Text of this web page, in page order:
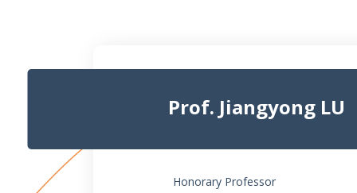
Prof. Jiangyong LU
Honorary Professor